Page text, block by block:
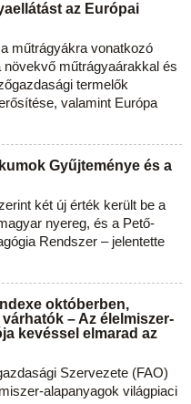
az Európai
műtrágyákra vonatkozó
műtrágyaárakkal és
termelők
valamint Európa
Gyűjteménye és a
két új érték került be a
nyereg, és a Pető-
Rendszer – jelentette
októberben,
– Az élelmiszer-
kevéssel elmarad az
Szervezete (FAO)
alapanyagok világpiaci